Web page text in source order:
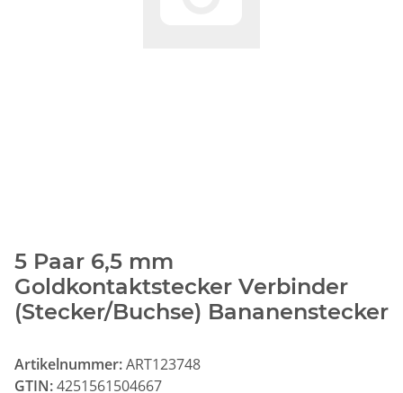
5 Paar 6,5 mm
Goldkontaktstecker Verbinder
(Stecker/Buchse) Bananenstecker
Artikelnummer:ART123748
GTIN:4251561504667